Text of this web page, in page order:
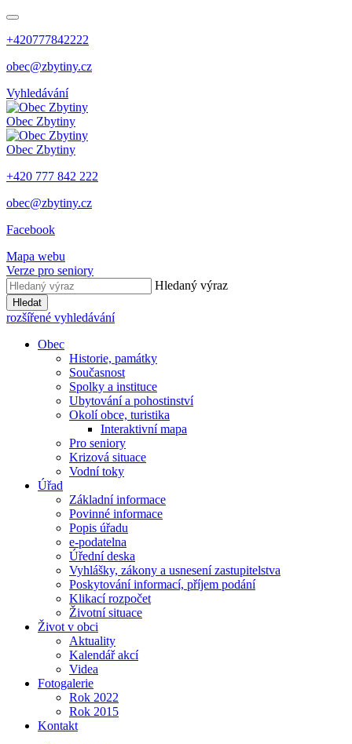
+420777842222
obec@zbytiny.cz
Vyhledávání
Obec Zbytiny
Obec Zbytiny
+420 777 842 222
obec@zbytiny.cz
Facebook
Mapa webu
Verze pro seniory
Hledaný výraz
Hledat
rozšířené vyhledávání
Obec
Historie, památky
Současnost
Spolky a instituce
Ubytování a pohostinství
Okolí obce, turistika
Interaktivní mapa
Pro seniory
Krizová situace
Vodní toky
Úřad
Základní informace
Povinné informace
Popis úřadu
e-podatelna
Úřední deska
Vyhlášky, zákony a usnesení zastupitelstva
Poskytování informací, příjem podání
Klikací rozpočet
Životní situace
Život v obci
Aktuality
Kalendář akcí
Videa
Fotogalerie
Rok 2022
Rok 2015
Kontakt